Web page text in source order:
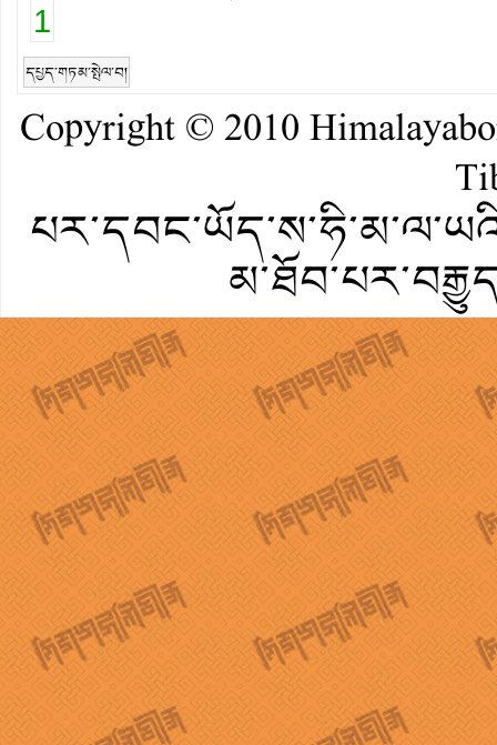
1
དཔྱད་གཏམ་སྤེལ་བ།
Copyright © 2010